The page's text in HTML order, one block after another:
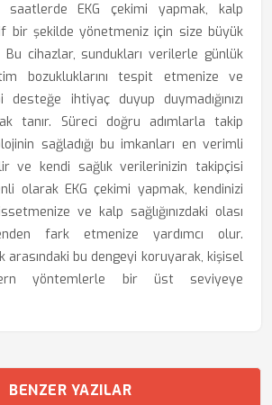
saatlerde EKG çekimi yapmak, kalp
bir şekilde yönetmeniz için size büyük
cihazlar, sundukları verilerle günlük
bozukluklarını tespit etmenize ve
ihtiyaç duyup duymadığınızı
tanır. Süreci doğru adımlarla takip
sağladığı bu imkanları en verimli
ve kendi sağlık verilerinizin takipçisi
olarak EKG çekimi yapmak, kendinizi
ve kalp sağlığınızdaki olası
fark etmenize yardımcı olur.
arasındaki bu dengeyi koruyarak, kişisel
yöntemlerle bir üst seviyeye
BENZER YAZILAR